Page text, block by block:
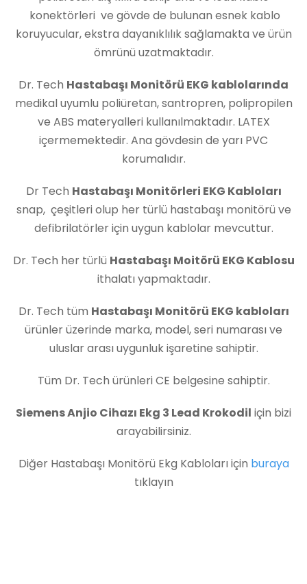
konektörleri ve gövde de bulunan esnek kablo
koruyucular, ekstra dayanıklılık sağlamakta ve ürün
ömrünü uzatmaktadır.
Dr. Tech Hastabaşı Monitörü EKG kablolarında
medikal uyumlu poliüretan, santropren, polipropilen
ve ABS materyalleri kullanılmaktadır. LATEX
içermemektedir. Ana gövdesin de yarı PVC
korumalıdır.
Dr Tech Hastabaşı Monitörleri EKG Kabloları
snap, çeşitleri olup her türlü hastabaşı monitörü ve
defibrilatörler için uygun kablolar mevcuttur.
Dr. Tech her türlü Hastabaşı Moitörü EKG Kablosu
ithalatı yapmaktadır.
Dr. Tech tüm Hastabaşı Monitörü EKG kabloları
ürünler üzerinde marka, model, seri numarası ve
uluslar arası uygunluk işaretine sahiptir.
Tüm Dr. Tech ürünleri CE belgesine sahiptir.
Siemens Anjio Cihazı Ekg 3 Lead Krokodil için bizi
arayabilirsiniz.
Diğer Hastabaşı Monitörü Ekg Kabloları için buraya
tıklayın